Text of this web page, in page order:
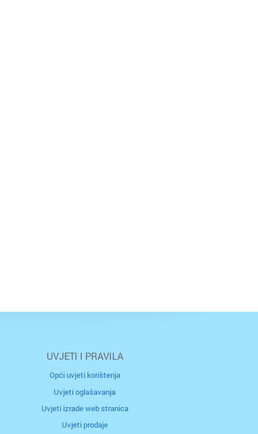
UVJETI I PRAVILA
Opći uvjeti korištenja
Uvjeti oglašavanja
Uvjeti izrade web stranica
Uvjeti prodaje